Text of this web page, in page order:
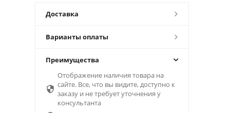
Доставка
Варианты оплаты
Преимущества

Отображение наличия товара на
сайте. Все, что вы видите, доступно к
заказу и не требует уточнения у
консультанта